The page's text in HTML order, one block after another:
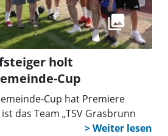
holt
Cup
Cup hat Premiere
das Team „TSV Grasbrunn